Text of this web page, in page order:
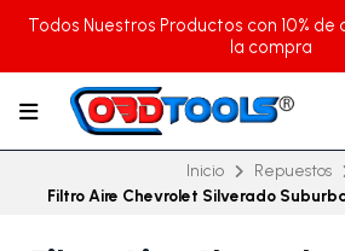
Todos Nuestros Productos con 10%
la compra
Inicio
Repuestos
Filtro Aire Chevrolet Silverado